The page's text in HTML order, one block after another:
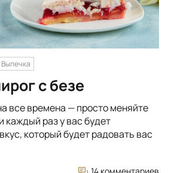
Выпечка
с безе
все времена — просто меняйте
каждый раз у вас будет
который будет радовать вас